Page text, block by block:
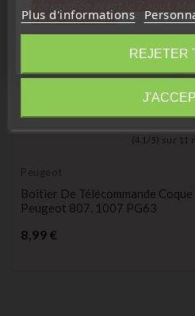
(4,1 / 5) sur 11
Peugeot
Boitier De Télécommande
Peugeot 807, 1007 PG63
8,99 €
Plus d'informations
REJETER
compréhension»